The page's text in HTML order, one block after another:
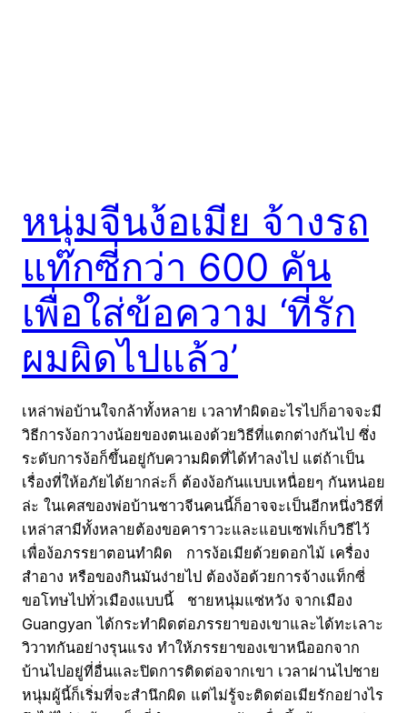
หนุ่มจีนง้อเมีย จ้างรถ
แท๊กซี่กว่า 600 คัน
เพื่อใส่ข้อความ ‘ที่รัก
ผมผิดไปแล้ว’
เหล่าพ่อบ้านใจกล้าทั้งหลาย เวลาทำผิดอะไรไปก็อาจจะมี
วิธีการง้อกวางน้อยของตนเองด้วยวิธีที่แตกต่างกันไป ซึ่ง
ระดับการง้อก็ขึ้นอยู่กับความผิดที่ได้ทำลงไป แต่ถ้าเป็น
เรื่องที่ให้อภัยได้ยากล่ะก็ ต้องง้อกันแบบเหนื่อยๆ กันหน่อย
ล่ะ ในเคสของพ่อบ้านชาวจีนคนนี้ก็อาจจะเป็นอีกหนึ่งวิธีที่
เหล่าสามีทั้งหลายต้องขอคาราวะและแอบเซฟเก็บวิธีไว้
เพื่อง้อภรรยาตอนทำผิด การง้อเมียด้วยดอกไม้ เครื่อง
สำอาง หรือของกินมันง่ายไป ต้องง้อด้วยการจ้างแท็กซี่
ขอโทษไปทั่วเมืองแบบนี้ ชายหนุ่มแซ่หวัง จากเมือง
Guangyan ได้กระทำผิดต่อภรรยาของเขาและได้ทะเลาะ
วิวาทกันอย่างรุนแรง ทำให้ภรรยาของเขาหนีออกจาก
บ้านไปอยู่ที่อื่นและปิดการติดต่อจากเขา เวลาผ่านไปชาย
หนุ่มผู้นี้ก็เริ่มที่จะสำนึกผิด แต่ไม่รู้จะติดต่อเมียรักอย่างไร